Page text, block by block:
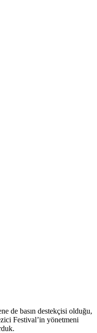
de basın destekçisi olduğu,
Festival’in yönetmeni